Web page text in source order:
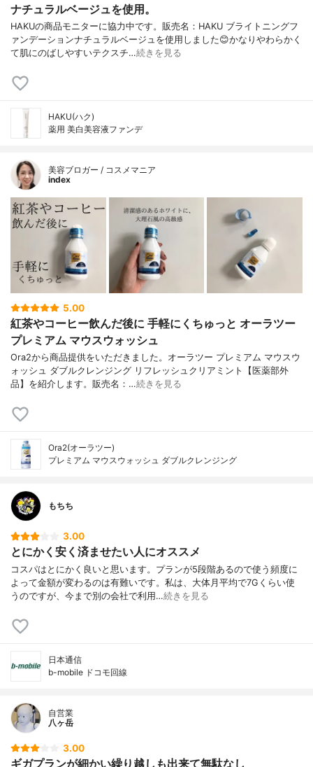
ナチュラルベージュを使用。
HAKUの商品モニターに協力中です。販売名：HAKU ブライトニングフ
ァンデーションナチュラルベージュを使用しました😊かなりやわらかく
て肌にのばしやすいテクスチ…続きを見る
HAKU(ハク)
薬用 美白美容液ファンデ
美容ブロガー / コスメマニア
index
5.00
紅茶やコーヒー飲んだ後に 手軽にくちゅっと オーラツー
プレミアム マウスウォッシュ
Ora2から商品提供をいただきました。オーラツー プレミアム マウスウ
ォッシュ ダブルクレンジング リフレッシュクリアミント【医薬部外
品】を紹介します。販売名：…続きを見る
Ora2(オーラツー)
プレミアム マウスウォッシュ ダブルクレンジング
もちち
3.00
とにかく安く済ませたい人にオススメ
コスパはとにかく良いと思います。プランが5段階あるので使う頻度に
よって金額が変わるのは有難いです。私は、大体月平均で7Gくらい使
うのですが、今まで別の会社で利用…続きを見る
日本通信
b-mobile ドコモ回線
自営業
八ヶ岳
3.00
ギガプランが細かい繰り越しも出来て無駄なし